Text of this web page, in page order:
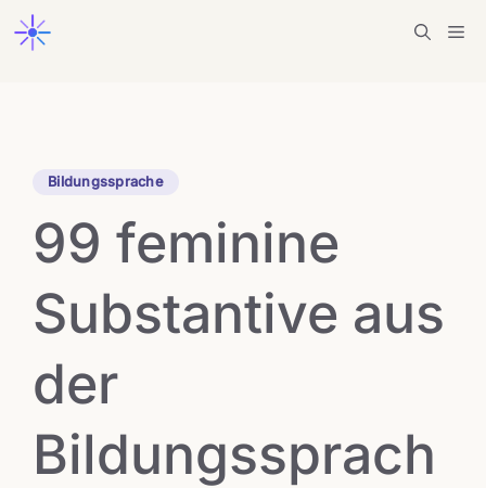
Zum
Inhalt
Bildungssprache
99 feminine
Substantive aus
der
Bildungssprach